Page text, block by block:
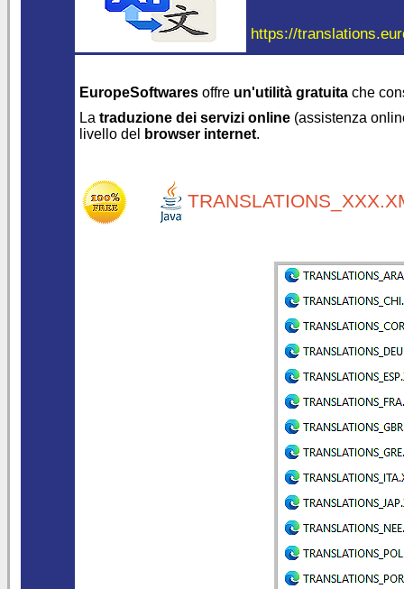
https://
EuropeSoftwares offre un'utilità gratuita che
La traduzione dei servizi online (assistenza
livello del
browser internet.